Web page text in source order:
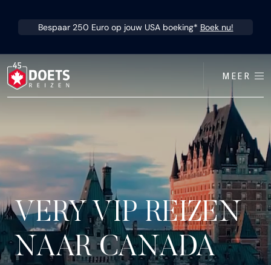
Bespaar 250 Euro op jouw USA boeking* Boek nu!
MEER
VERY VIP REIZEN
NAAR CANADA